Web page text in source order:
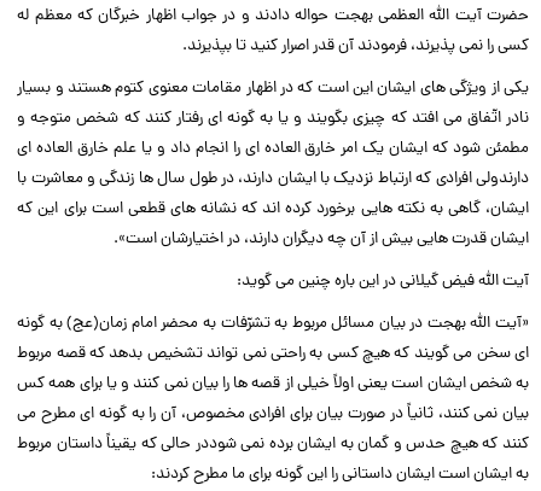
حضرت آیت الله العظمى بهجت حواله دادند و در جواب اظهار خبرگان که معظم له
کسى را نمى پذیرند، فرمودند آن قدر اصرار کنید تا بپذیرند.‌‌
یکى از ویژگى هاى ایشان این است که در اظهار مقامات معنوى کتوم هستند و بسیار
نادر اتّفاق مى افتد که چیزى بگویند و یا به گونه اى رفتار کنند که شخص متوجه و
مطمئن شود که ایشان یک امر خارق العاده اى را انجام داد و یا علم خارق العاده اى
دارندولى افرادى که ارتباط نزدیک با ایشان دارند، در طول سال ها زندگى و معاشرت با
ایشان، گاهى به نکته هایى برخورد کرده اند که نشانه هاى قطعى است براى این که
ایشان قدرت هایى بیش از آن چه دیگران دارند، در اختیارشان است».‌‌
آیت الله فیض گیلانى در این باره چنین مى گوید:‌‌
«آیت الله بهجت در بیان مسائل مربوط به تشرّفات به محضر امام زمان(عج) به گونه
اى سخن مى گویند که هیچ کسى به راحتى نمى تواند تشخیص بدهد که قصه مربوط
به شخص ایشان است یعنى اولاً خیلى از قصه ها را بیان نمى کنند و یا براى همه کس
بیان نمى کنند، ثانیاً در صورت بیان براى افرادى مخصوص، آن را به گونه اى مطرح مى
کنند که هیچ حدس و گمان به ایشان برده نمى شوددر حالى که یقیناً داستان مربوط
به ایشان است ایشان داستانى را این گونه براى ما مطرح کردند:‌‌